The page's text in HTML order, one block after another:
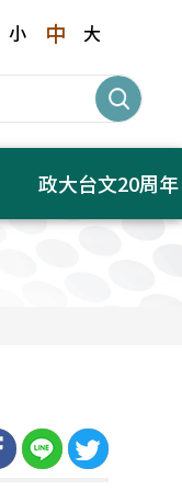
小 中 大
政大台文20周年